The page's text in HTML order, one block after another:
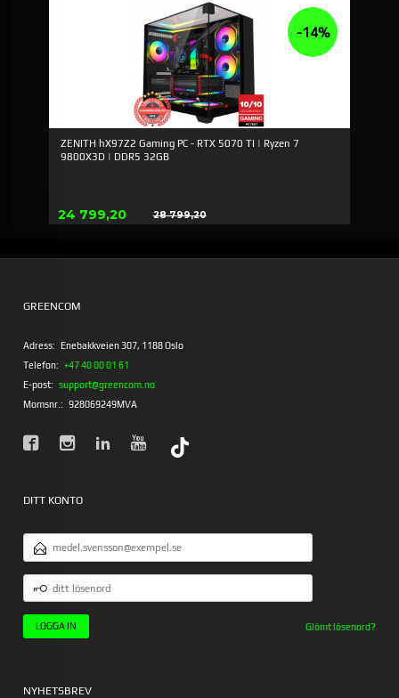
ZENITH hX97Z2 Gaming PC - RTX 5070 TI | Ryzen 7
9800X3D | DDR5 32GB
Erbjudande
24 799,20 28 799,20
Rabatt
-14%
GREENCOM
Adress: Enebakkveien 307, 1188 Oslo
Telefon: +47 40 00 01 61
E-post: support@greencom.no
Momsnr.: 928069249MVA
DITT KONTO
POSTADRESS
DITT
LÖSENORD
Glömt lösenord?
NYHETSBREV